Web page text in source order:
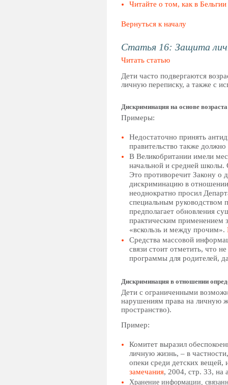
Читайте о том, как в
Вернуться к началу
Статья 16: Защита
Читать статью
Дети часто подвергаются
личную переписку, а также с
Дискриминация на основе возраста
Примеры:
Недостаточно принять
правительство также должно
В Великобритании имели
начальной и средней
Это противоречит Закону о
дискриминацию в
неоднократно просил
специальным руководством
предполагает обновления
практическим применением
«вскользь и между прочим».
Средства массовой
связи стоит отметить, что
программы для родителей,
Дискриминация в отношении
Дети с ограниченными
нарушениям права на личную
пространство).
Пример:
Комитет выразил
личную жизнь, – в
опеки среди детских вещей,
замечания, 2004, стр. 33, на
Хранение информации,